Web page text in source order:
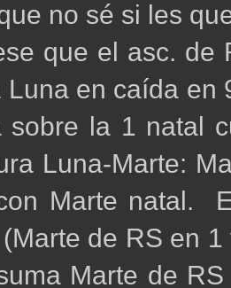
no sé si les
que el asc. de
Luna en caída en
sobre la 1 natal
Luna-Marte:
Marte natal.
de RS en
Marte de